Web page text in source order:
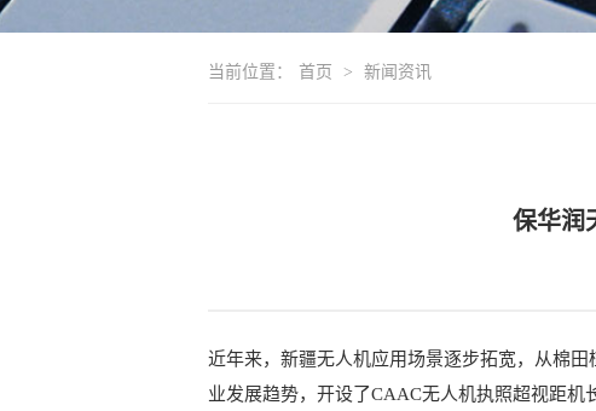
当前位置： 首页 > 新闻资讯
保华润
近年来，新疆无人机应用场景逐步拓宽，从棉
业发展趋势，开设了CAAC无人机执照超视距机